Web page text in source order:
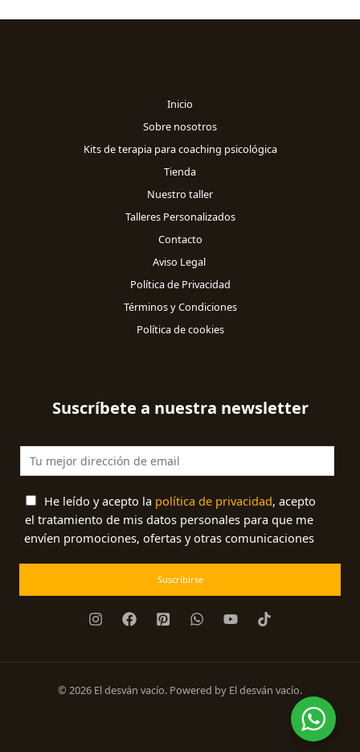
Inicio
Sobre nosotros
Kits de terapia para coaching psicológica
Tienda
Nuestro taller
Talleres Personalizados
Contacto
Aviso Legal
Política de Privacidad
Términos y Condiciones
Política de cookies
Suscríbete a nuestra newsletter
He leído y acepto la política de privacidad, acepto
el tratamiento de mis datos personales para que me
envíen promociones, ofertas y otras comunicaciones
Suscribirse
© 2026 El desván vacío. Powered by El desván vacío.